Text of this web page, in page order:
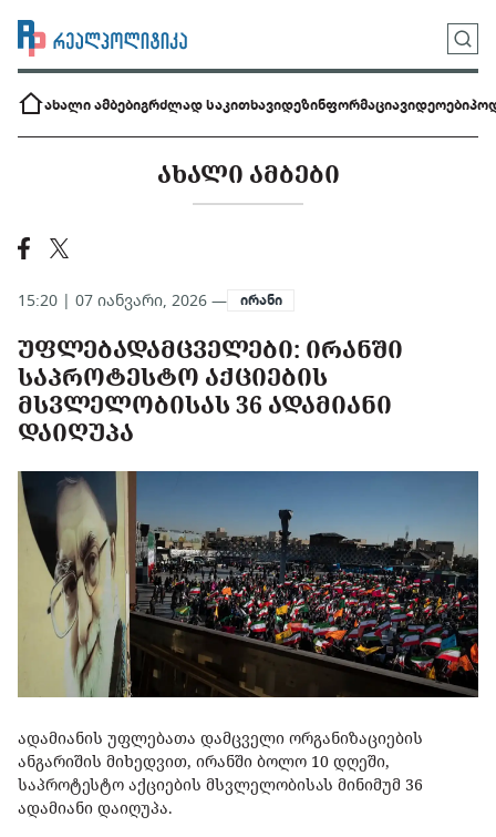
ახალი ამბებიგრძლად საკითხავიდეზინფორმაციავიდეოები
ᲐᲮᲐᲚᲘ ᲐᲛᲑᲔᲑᲘ
15:20 | 07 იანვარი, 2026 — ირანი
ᲣᲤᲚᲔᲑᲐᲓᲐᲛᲪᲕᲔᲚᲔᲑᲘ: ᲘᲠᲐᲜᲨᲘ
ᲡᲐᲞᲠᲝᲢᲔᲡᲢᲝ ᲐᲥᲪᲘᲔᲑᲘᲡ
ᲛᲡᲕᲚᲔᲚᲝᲑᲘᲡᲐᲡ 36 ᲐᲓᲐᲛᲘᲐᲜᲘ
ᲓᲐᲘᲦᲣᲞᲐ
ადამიანის უფლებათა დამცველი ორგანიზაციების
ანგარიშის მიხედვით, ირანში ბოლო 10 დღეში,
საპროტესტო აქციების მსვლელობისას მინიმუმ 36
ადამიანი დაიღუპა.